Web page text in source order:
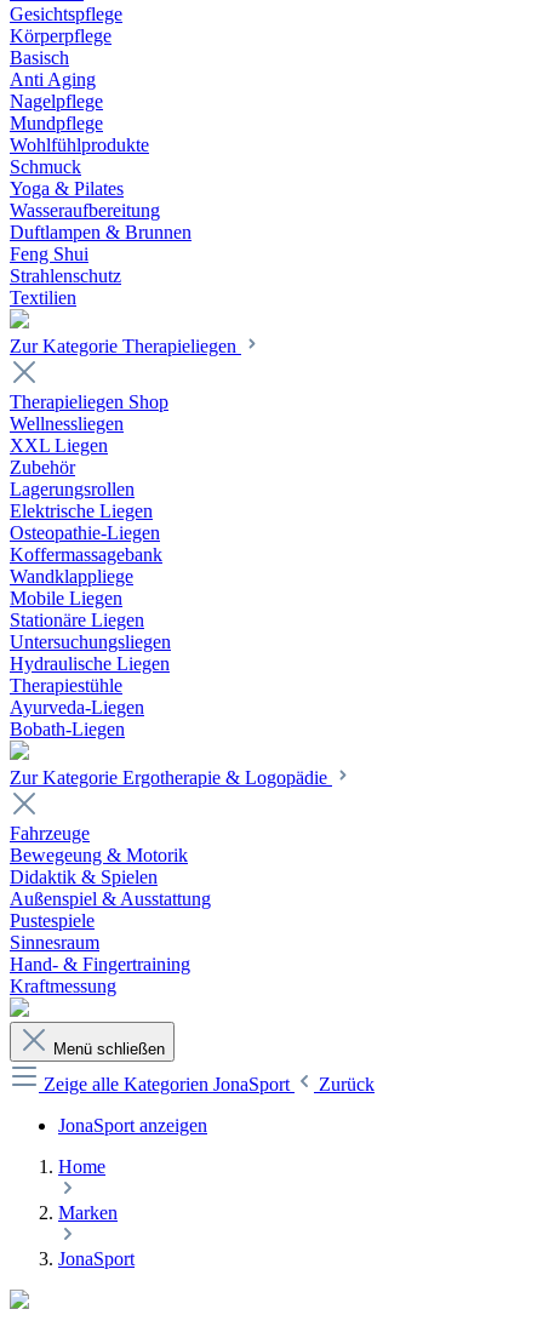
Gesichtspflege
Körperpflege
Basisch
Anti Aging
Nagelpflege
Mundpflege
Wohlfühlprodukte
Schmuck
Yoga & Pilates
Wasseraufbereitung
Duftlampen & Brunnen
Feng Shui
Strahlenschutz
Textilien
Zur Kategorie Therapieliegen
Therapieliegen Shop
Wellnessliegen
XXL Liegen
Zubehör
Lagerungsrollen
Elektrische Liegen
Osteopathie-Liegen
Koffermassagebank
Wandklappliege
Mobile Liegen
Stationäre Liegen
Untersuchungsliegen
Hydraulische Liegen
Therapiestühle
Ayurveda-Liegen
Bobath-Liegen
Zur Kategorie Ergotherapie & Logopädie
Fahrzeuge
Bewegeung & Motorik
Didaktik & Spielen
Außenspiel & Ausstattung
Pustespiele
Sinnesraum
Hand- & Fingertraining
Kraftmessung
Menü schließen
Zeige alle Kategorien JonaSport
Zurück
JonaSport anzeigen
Home
Marken
JonaSport